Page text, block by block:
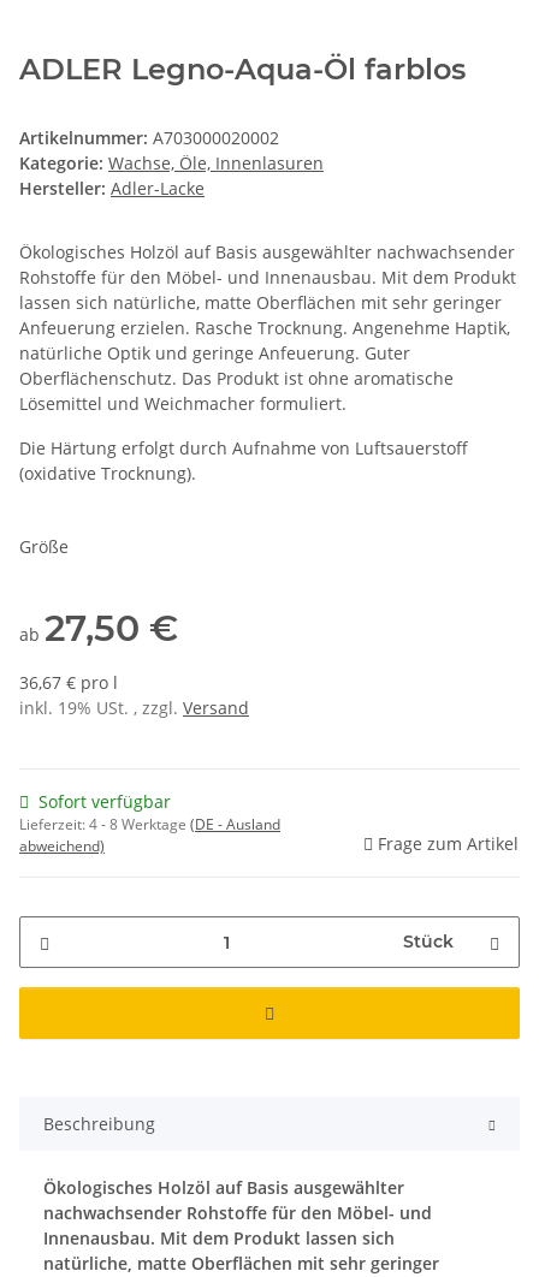
ADLER Legno-Aqua-Öl farblos
Artikelnummer: A703000020002
Kategorie: Wachse, Öle, Innenlasuren
Hersteller: Adler-Lacke
Ökologisches Holzöl auf Basis ausgewählter nachwachsender
Rohstoffe für den Möbel- und Innenausbau. Mit dem Produkt
lassen sich natürliche, matte Oberflächen mit sehr geringer
Anfeuerung erzielen. Rasche Trocknung. Angenehme Haptik,
natürliche Optik und geringe Anfeuerung. Guter
Oberflächenschutz. Das Produkt ist ohne aromatische
Lösemittel und Weichmacher formuliert.
Die Härtung erfolgt durch Aufnahme von Luftsauerstoff
(oxidative Trocknung).
Größe
ab 27,50 €
36,67 € pro l
inkl. 19% USt. , zzgl. Versand
Sofort verfügbar
Lieferzeit:4 - 8 Werktage (DE - Ausland
abweichend)
Frage zum Artikel
Stück
Beschreibung
Ökologisches Holzöl auf Basis ausgewählter
nachwachsender Rohstoffe für den Möbel- und
Innenausbau. Mit dem Produkt lassen sich
natürliche, matte Oberflächen mit sehr geringer